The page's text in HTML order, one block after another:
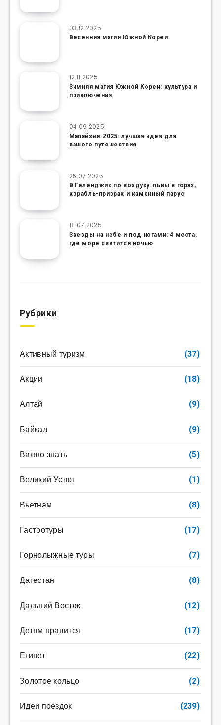
03.12.2025
Весенняя магия Южной Кореи
12.11.2025
Зимняя магия Южной Кореи: культура и
приключения
04.09.2025
Малайзия-2025: лучшая идея для
вашего путешествия
25.07.2025
В Геленджик по воздуху: львы в горах,
корабль-призрак и каменный парус
18.07.2025
Звезды на небе и под ногами: 4 места,
где море светится ночью
Рубрики
Активный туризм (37)
Акции (18)
Алтай (9)
Байкал (9)
Важно знать (5)
Великий Устюг (1)
Вьетнам (8)
Гастротуры (17)
Горнолыжные туры (7)
Дагестан (8)
Дальний Восток (12)
Детям нравится (17)
Египет (22)
Золотое кольцо (2)
Идеи поездок (239)